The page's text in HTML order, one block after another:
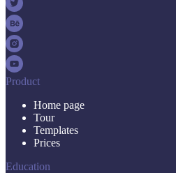
Product
Home page
Tour
Templates
Prices
Education